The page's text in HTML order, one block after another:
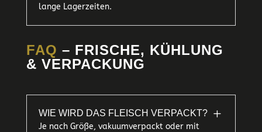
lange Lagerzeiten.
FAQ – FRISCHE, KÜHLUNG
& VERPACKUNG
WIE WIRD DAS FLEISCH VERPACKT? L
Je nach Größe, vakuumverpackt oder mit